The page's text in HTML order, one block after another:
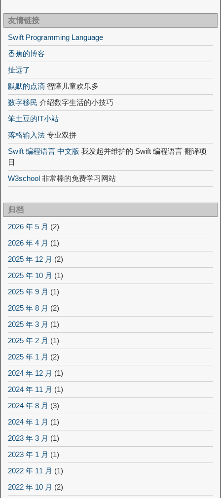
友情链接
Swift Programming Language
香蕉的博客
扯远了
默默的点滴 智障儿童欢乐多
数字移民 介绍数字生活的小技巧
笨土豆的IT小站
落格输入法 专业双拼
Swift 编程语言 中文版 我发起并维护的 Swift 编程语言 翻译项
目
W3school 非常棒的免费学习网站
归档
2026 年 5 月 (2)
2026 年 4 月 (1)
2025 年 12 月 (2)
2025 年 10 月 (1)
2025 年 9 月 (1)
2025 年 8 月 (2)
2025 年 3 月 (1)
2025 年 2 月 (1)
2025 年 1 月 (2)
2024 年 12 月 (1)
2024 年 11 月 (1)
2024 年 8 月 (3)
2024 年 1 月 (1)
2023 年 3 月 (1)
2023 年 1 月 (1)
2022 年 11 月 (1)
2022 年 10 月 (2)